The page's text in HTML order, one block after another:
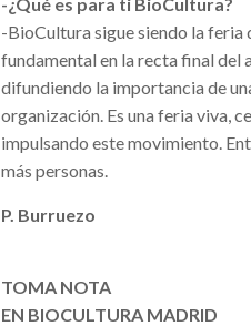
-BioCultura sigue siendo la feria
fundamental en la recta final del
difundiendo la importancia de
organización. Es una feria viva,
impulsando este movimiento.
más personas.
P. Burruezo
TOMA NOTA
EN BIOCULTURA MADRID